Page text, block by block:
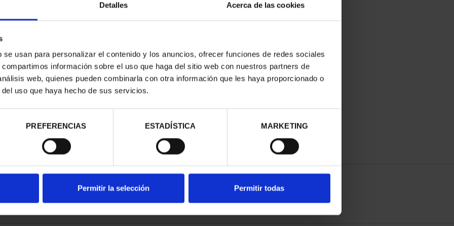
Detalles Acerca de las cookies
usan para personalizar el contenido y los anuncios, ofrecer funciones de redes sociales
información sobre el uso que haga del sitio web con nuestros partners de
web, quienes pueden combinarla con otra información que les haya proporcionado o
uso que haya hecho de sus servicios.
PREFERENCIAS ESTADÍSTICA MARKETING
Permitir la selección Permitir todas
-